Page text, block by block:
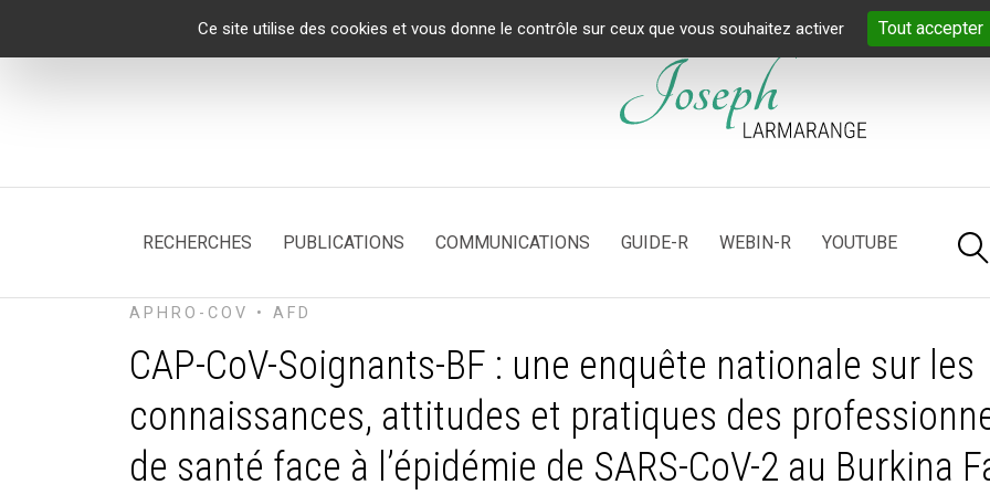
Ce site utilise des cookies et vous donne le contrôle sur ceux que vous souhaitez activer Tout accepter
RECHERCHES PUBLICATIONS COMMUNICATIONS GUIDE-R WEBIN-R YOUTUBE
APHRO-COV • AFD
CAP-CoV-Soignants-BF : une enquête nationale sur les
connaissances, attitudes et pratiques des
de santé face à l’épidémie de SARS-CoV-2 au Burkina